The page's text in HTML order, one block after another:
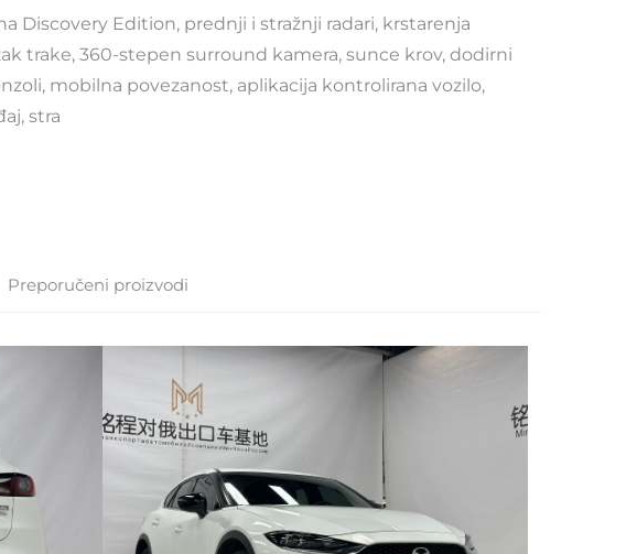
Discovery Edition, prednji i stražnji radari, krstarenja
trake, 360-stepen surround kamera, sunce krov, dodirni
mobilna povezanost, aplikacija kontrolirana vozilo,
stra
Preporučeni proizvodi